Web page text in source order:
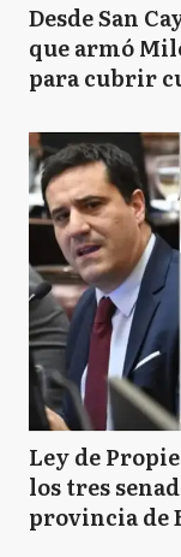
Desde San
que armó
para cubrir
Ley de
los tres
provincia de